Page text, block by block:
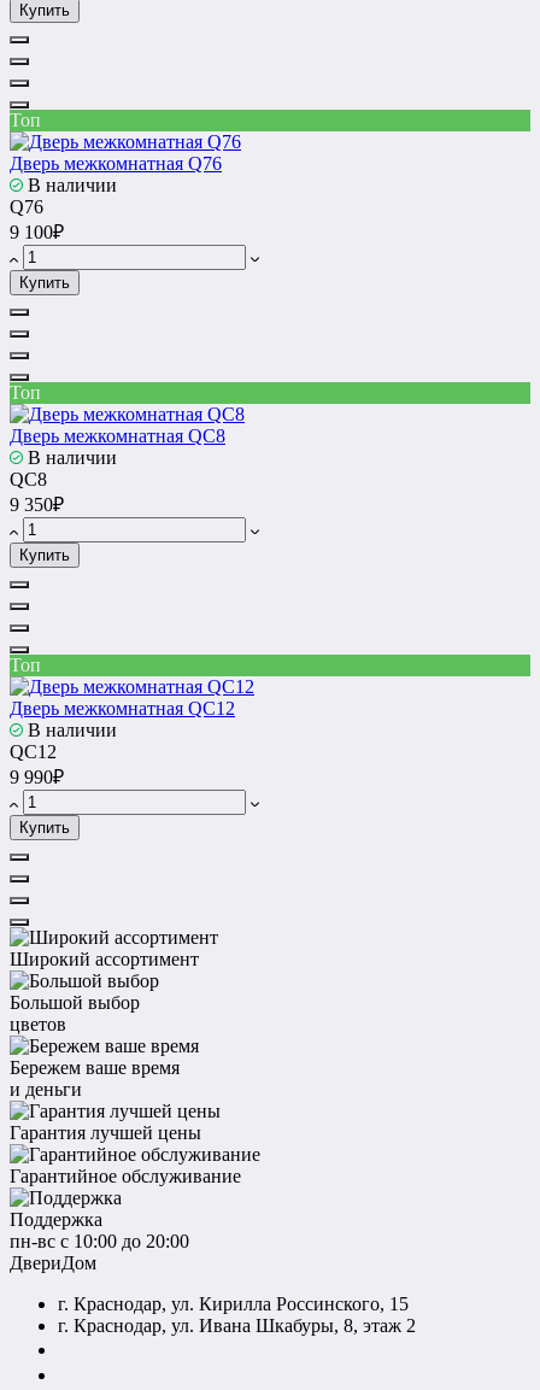
Купить
Топ
Дверь межкомнатная Q76
В наличии
Q76
9 100₽
Купить
Топ
Дверь межкомнатная QC8
В наличии
QC8
9 350₽
Купить
Топ
Дверь межкомнатная QC12
В наличии
QC12
9 990₽
Купить
Широкий ассортимент
Большой выбор
цветов
Бережем ваше время
и деньги
Гарантия лучшей цены
Гарантийное обслуживание
Поддержка
пн-вс с 10:00 до 20:00
ДвериДом
г. Краснодар, ул. Кирилла Россинского, 15
г. Краснодар, ул. Ивана Шкабуры, 8, этаж 2